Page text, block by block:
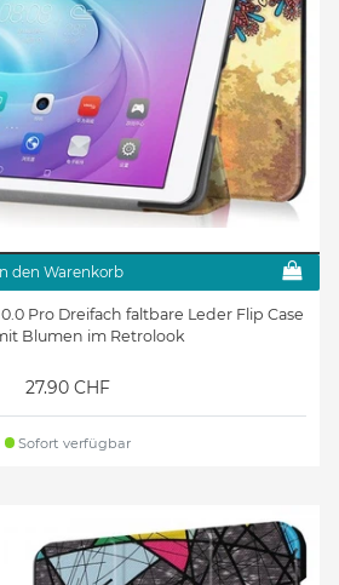
den Warenkorb
Pro Dreifach faltbare Leder Flip Case
Blumen im Retrolook
27.90 CHF
Sofort verfügbar